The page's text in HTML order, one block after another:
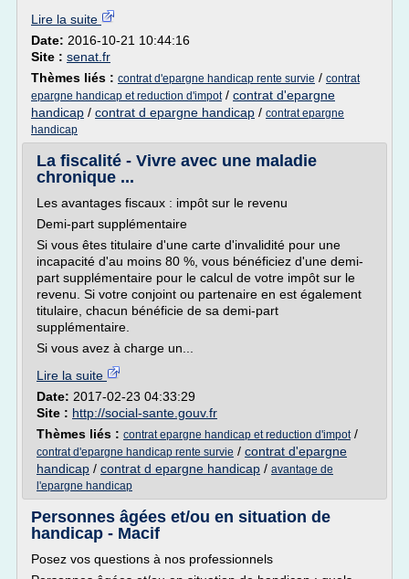
Lire la suite
Date: 2016-10-21 10:44:16
Site : senat.fr
Thèmes liés : contrat d'epargne handicap rente survie / contrat
epargne handicap et reduction d'impot/ contrat d'epargne
handicap / contrat d epargne handicap / contrat epargne
handicap
La fiscalité - Vivre avec une maladie
chronique ...
Les avantages fiscaux : impôt sur le revenu
Demi-part supplémentaire
Si vous êtes titulaire d'une carte d'invalidité pour une
incapacité d'au moins 80 %, vous bénéficiez d'une demi-
part supplémentaire pour le calcul de votre impôt sur le
revenu. Si votre conjoint ou partenaire en est également
titulaire, chacun bénéficie de sa demi-part
supplémentaire.
Si vous avez à charge un...
Lire la suite
Date: 2017-02-23 04:33:29
Site : http://social-sante.gouv.fr
Thèmes liés : contrat epargne handicap et reduction d'impot/
contrat d'epargne handicap rente survie / contrat d'epargne
handicap / contrat d epargne handicap / avantage de
l'epargne handicap
Personnes âgées et/ou en situation de
handicap - Macif
Posez vos questions à nos professionnels